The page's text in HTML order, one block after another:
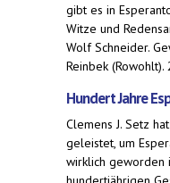
gibt es in
Witze und
Wolf Schneider.
Reinbek (Rowohlt).
Hundert Jahre
Clemens J. Setz
geleistet, um
wirklich geworden